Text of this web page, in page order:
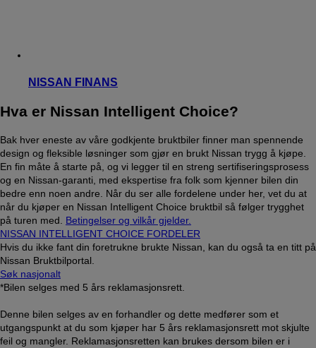
NISSAN FINANS
Hva er Nissan Intelligent Choice?
Bak hver eneste av våre godkjente bruktbiler finner man spennende
design og fleksible løsninger som gjør en brukt Nissan trygg å kjøpe.
En fin måte å starte på, og vi legger til en streng sertifiseringsprosess
og en Nissan-garanti, med ekspertise fra folk som kjenner bilen din
bedre enn noen andre. Når du ser alle fordelene under her, vet du at
når du kjøper en Nissan Intelligent Choice bruktbil så følger trygghet
på turen med. Betingelser og vilkår gjelder.
NISSAN INTELLIGENT CHOICE FORDELER
Hvis du ikke fant din foretrukne brukte Nissan, kan du også ta en titt på
Nissan Bruktbilportal.
Søk nasjonalt
*Bilen selges med 5 års reklamasjonsrett.
Denne bilen selges av en forhandler og dette medfører som et
utgangspunkt at du som kjøper har 5 års reklamasjonsrett mot skjulte
feil og mangler. Reklamasjonsretten kan brukes dersom bilen er i